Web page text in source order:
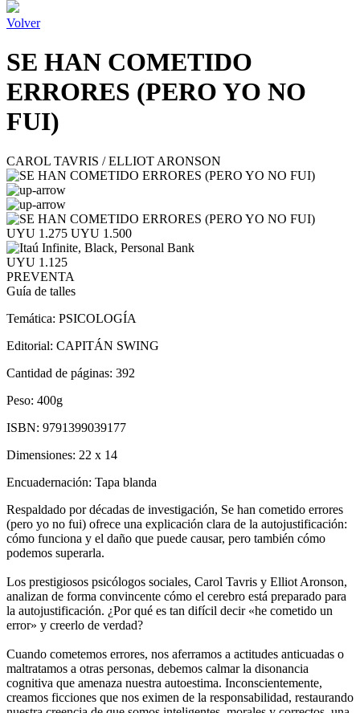
Volver
SE HAN COMETIDO
ERRORES (PERO YO NO
FUI)
CAROL TAVRIS / ELLIOT ARONSON
UYU 1.275 UYU 1.500
UYU 1.125
PREVENTA
Guía de talles
Temática: PSICOLOGÍA
Editorial: CAPITÁN SWING
Cantidad de páginas: 392
Peso: 400g
ISBN: 9791399039177
Dimensiones: 22 x 14
Encuadernación: Tapa blanda
Respaldado por décadas de investigación, Se han cometido errores
(pero yo no fui) ofrece una explicación clara de la autojustificación:
cómo funciona y el daño que puede causar, pero también cómo
podemos superarla.
Los prestigiosos psicólogos sociales, Carol Tavris y Elliot Aronson,
analizan de forma convincente cómo el cerebro está preparado para
la autojustificación. ¿Por qué es tan difícil decir «he cometido un
error» y creerlo de verdad?
Cuando cometemos errores, nos aferramos a actitudes anticuadas o
maltratamos a otras personas, debemos calmar la disonancia
cognitiva que amenaza nuestra autoestima. Inconscientemente,
creamos ficciones que nos eximen de la responsabilidad, restaurando